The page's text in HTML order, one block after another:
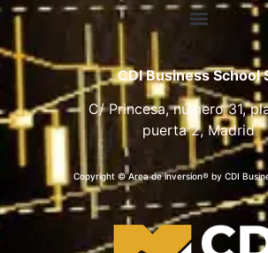
CDI Business School
C/ Princesa, número 31,
puerta 2, Madrid
Copyright © Area de inversion® by CDI